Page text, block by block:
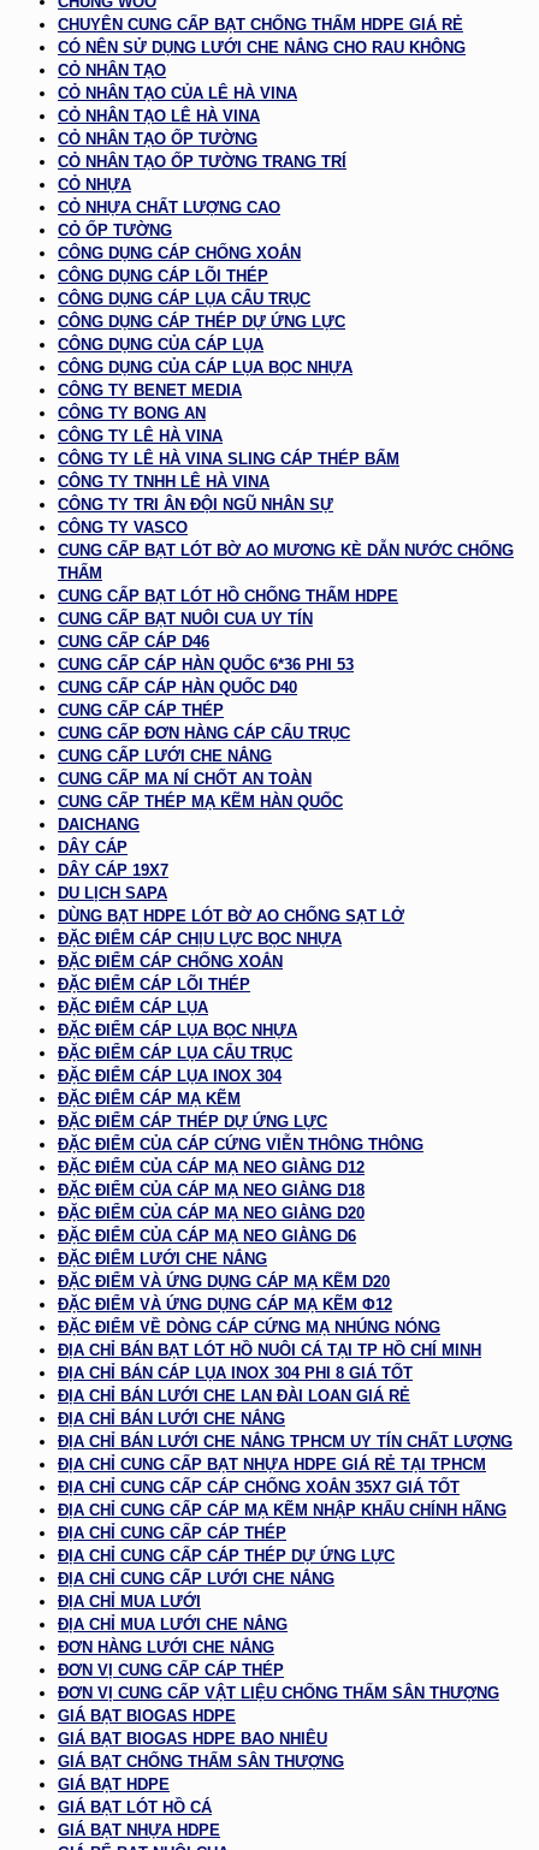
CHUYÊN CUNG CẤP BẠT CHỐNG THẤM HDPE GIÁ RẺ
CÓ NÊN SỬ DỤNG LƯỚI CHE NẮNG CHO RAU KHÔNG
CỎ NHÂN TẠO
CỎ NHÂN TẠO CỦA LÊ HÀ VINA
CỎ NHÂN TẠO LÊ HÀ VINA
CỎ NHÂN TẠO ỐP TƯỜNG
CỎ NHÂN TẠO ỐP TƯỜNG TRANG TRÍ
CỎ NHỰA
CỎ NHỰA CHẤT LƯỢNG CAO
CỎ ỐP TƯỜNG
CÔNG DỤNG CÁP CHỐNG XOẮN
CÔNG DỤNG CÁP LÕI THÉP
CÔNG DỤNG CÁP LỤA CẨU TRỤC
CÔNG DỤNG CÁP THÉP DỰ ỨNG LỰC
CÔNG DỤNG CỦA CÁP LỤA
CÔNG DỤNG CỦA CÁP LỤA BỌC NHỰA
CÔNG TY BENET MEDIA
CÔNG TY BONG AN
CÔNG TY LÊ HÀ VINA
CÔNG TY LÊ HÀ VINA SLING CÁP THÉP BẤM
CÔNG TY TNHH LÊ HÀ VINA
CÔNG TY TRI ÂN ĐỘI NGŨ NHÂN SỰ
CÔNG TY VASCO
CUNG CẤP BẠT LÓT BỜ AO MƯƠNG KÈ DẪN NƯỚC CHỐNG
THẤM
CUNG CẤP BẠT LÓT HỒ CHỐNG THẤM HDPE
CUNG CẤP BẠT NUÔI CUA UY TÍN
CUNG CẤP CÁP D46
CUNG CẤP CÁP HÀN QUỐC 6*36 PHI 53
CUNG CẤP CÁP HÀN QUỐC D40
CUNG CẤP CÁP THÉP
CUNG CẤP ĐƠN HÀNG CÁP CẨU TRỤC
CUNG CẤP LƯỚI CHE NẮNG
CUNG CẤP MA NÍ CHỐT AN TOÀN
CUNG CẤP THÉP MẠ KẼM HÀN QUỐC
DAICHANG
DÂY CÁP
DÂY CÁP 19X7
DU LỊCH SAPA
DÙNG BẠT HDPE LÓT BỜ AO CHỐNG SẠT LỞ
ĐẶC ĐIỂM CÁP CHỊU LỰC BỌC NHỰA
ĐẶC ĐIỂM CÁP CHỐNG XOẮN
ĐẶC ĐIỂM CÁP LÕI THÉP
ĐẶC ĐIỂM CÁP LỤA
ĐẶC ĐIỂM CÁP LỤA BỌC NHỰA
ĐẶC ĐIỂM CÁP LỤA CẨU TRỤC
ĐẶC ĐIỂM CÁP LỤA INOX 304
ĐẶC ĐIỂM CÁP MẠ KẼM
ĐẶC ĐIỂM CÁP THÉP DỰ ỨNG LỰC
ĐẶC ĐIỂM CỦA CÁP CỨNG VIỄN THÔNG THÔNG
ĐẶC ĐIỂM CỦA CÁP MẠ NEO GIẰNG D12
ĐẶC ĐIỂM CỦA CÁP MẠ NEO GIẰNG D18
ĐẶC ĐIỂM CỦA CÁP MẠ NEO GIẰNG D20
ĐẶC ĐIỂM CỦA CÁP MẠ NEO GIẰNG D6
ĐẶC ĐIỂM LƯỚI CHE NẮNG
ĐẶC ĐIỂM VÀ ỨNG DỤNG CÁP MẠ KẼM D20
ĐẶC ĐIỂM VÀ ỨNG DỤNG CÁP MẠ KẼM Φ12
ĐẶC ĐIỂM VỀ DÒNG CÁP CỨNG MẠ NHÚNG NÓNG
ĐỊA CHỈ BÁN BẠT LÓT HỒ NUÔI CÁ TẠI TP HỒ CHÍ MINH
ĐỊA CHỈ BÁN CÁP LỤA INOX 304 PHI 8 GIÁ TỐT
ĐỊA CHỈ BÁN LƯỚI CHE LAN ĐÀI LOAN GIÁ RẺ
ĐỊA CHỈ BÁN LƯỚI CHE NẮNG
ĐỊA CHỈ BÁN LƯỚI CHE NẮNG TPHCM UY TÍN CHẤT LƯỢNG
ĐỊA CHỈ CUNG CẤP BẠT NHỰA HDPE GIÁ RẺ TẠI TPHCM
ĐỊA CHỈ CUNG CẤP CÁP CHỐNG XOẮN 35X7 GIÁ TỐT
ĐỊA CHỈ CUNG CẤP CÁP MẠ KẼM NHẬP KHẨU CHÍNH HÃNG
ĐỊA CHỈ CUNG CẤP CÁP THÉP
ĐỊA CHỈ CUNG CẤP CÁP THÉP DỰ ỨNG LỰC
ĐỊA CHỈ CUNG CẤP LƯỚI CHE NẮNG
ĐỊA CHỈ MUA LƯỚI
ĐỊA CHỈ MUA LƯỚI CHE NẮNG
ĐƠN HÀNG LƯỚI CHE NẮNG
ĐƠN VỊ CUNG CẤP CÁP THÉP
ĐƠN VỊ CUNG CẤP VẬT LIỆU CHỐNG THẤM SÂN THƯỢNG
GIÁ BẠT BIOGAS HDPE
GIÁ BẠT BIOGAS HDPE BAO NHIÊU
GIÁ BẠT CHỐNG THẤM SÂN THƯỢNG
GIÁ BẠT HDPE
GIÁ BẠT LÓT HỒ CÁ
GIÁ BẠT NHỰA HDPE